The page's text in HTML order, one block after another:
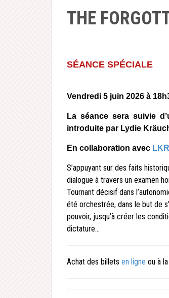
THE
SÉANCE SPÉCIALE
Vendredi 5 juin 2026 à
La séance sera suivie
introduite par Lydie
En collaboration avec
S’appuyant sur des faits
dialogue à travers un examen
Tournant décisif dans
été orchestrée, dans le but de
pouvoir, jusqu’à créer les
dictature…
Achat des billets en ligne ou à